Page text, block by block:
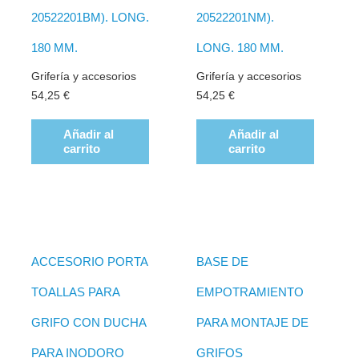
20522201BM). LONG.
180 MM.
Grifería y accesorios
54,25€
Añadir al
carrito
20522201NM).
LONG. 180 MM.
Grifería y accesorios
54,25 €
Añadir al
carrito
ACCESORIO PORTA
TOALLAS PARA
GRIFO CON DUCHA
PARA INODORO
BASE DE
EMPOTRAMIENTO
PARA MONTAJE DE
GRIFOS